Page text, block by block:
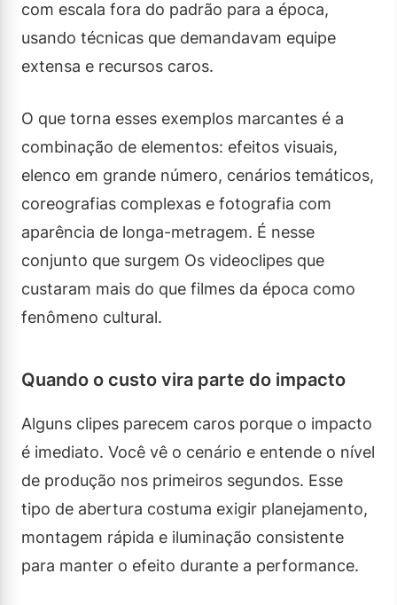
com escala fora do padrão para a época,
usando técnicas que demandavam equipe
extensa e recursos caros.
O que torna esses exemplos marcantes é a
combinação de elementos: efeitos visuais,
elenco em grande número, cenários temáticos,
coreografias complexas e fotografia com
aparência de longa-metragem. É nesse
conjunto que surgem Os videoclipes que
custaram mais do que filmes da época como
fenômeno cultural.
Quando o custo vira parte do impacto
Alguns clipes parecem caros porque o impacto
é imediato. Você vê o cenário e entende o nível
de produção nos primeiros segundos. Esse
tipo de abertura costuma exigir planejamento,
montagem rápida e iluminação consistente
para manter o efeito durante a performance.